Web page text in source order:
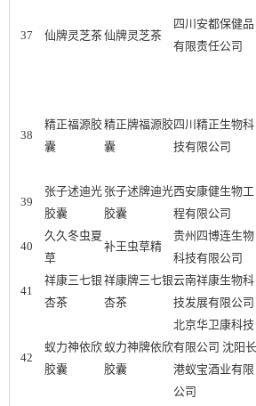
37 仙牌灵芝茶仙牌灵芝茶
四川安都保健品
有限责任公司
38
精正福源胶
囊
精正牌福源胶
囊
四川精正生物科
技有限公司
39
张子述迪光
胶囊
张子述牌迪光
胶囊
西安康健生物工
程有限公司
40
久久冬虫夏
草
补王虫草精
贵州四博连生物
科技有限公司
41
祥康三七银
杏茶
祥康牌三七银
杏茶
云南祥康生物科
技发展有限公司
42
蚁力神依欣
胶囊
蚁力神牌依欣
胶囊
北京华卫康科技
有限公司 沈阳长
港蚁宝酒业有限
公司